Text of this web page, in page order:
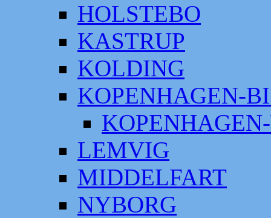
HOLSTEBO
KASTRUP
KOLDING
KOPENHAGEN-
LEMVIG
MIDDELFART
NYBORG